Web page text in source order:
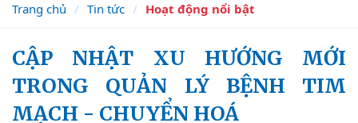
Trang chủ Tin tức Hoạt động nổi bật
CẬP NHẬT XU HƯỚNG MỚI
TRONG QUẢN LÝ BỆNH TIM
MẠCH - CHUYỂN HOÁ